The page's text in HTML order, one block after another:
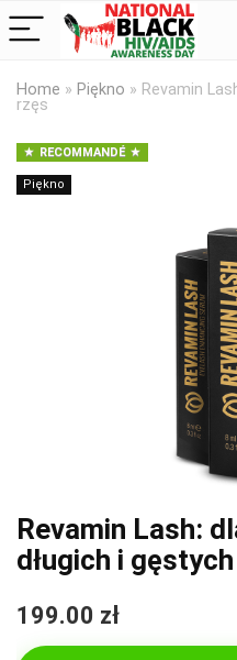
Home » Piękno » Revamin
rzęs
RECOMMANDÉ
Piękno
Revamin Lash:
długich i
199.00 zł